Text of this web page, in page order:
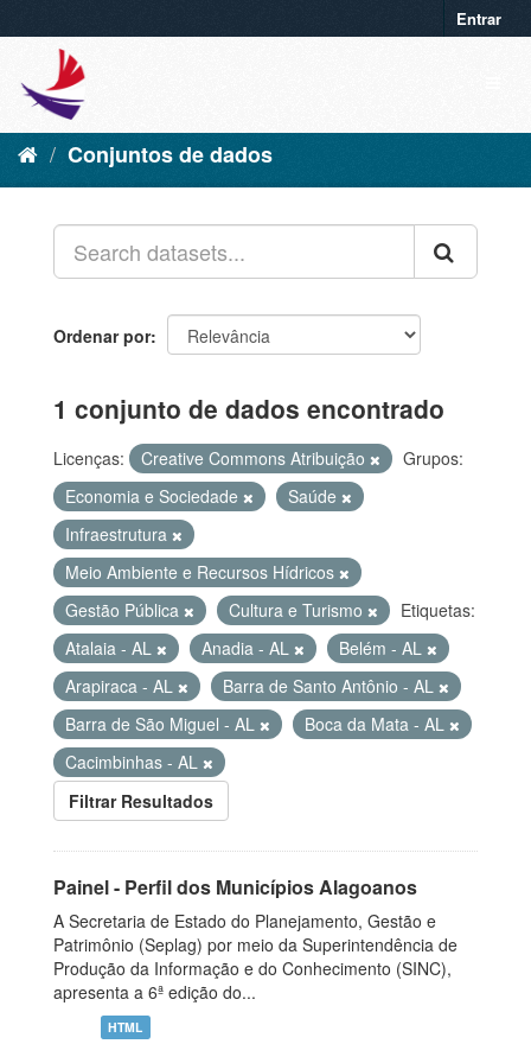
Entrar
Conjuntos de dados
Ordenar por
1 conjunto de dados encontrado
Licenças: Creative Commons Atribuição
Grupos:
Economia e Sociedade
Saúde
Infraestrutura
Meio Ambiente e Recursos Hídricos
Gestão Pública
Cultura e Turismo
Etiquetas:
Atalaia - AL
Anadia - AL
Belém - AL
Arapiraca - AL
Barra de Santo Antônio - AL
Barra de São Miguel - AL
Boca da Mata - AL
Cacimbinhas - AL
Filtrar Resultados
Painel - Perfil dos Municípios Alagoanos
A Secretaria de Estado do Planejamento, Gestão e
Patrimônio (Seplag) por meio da Superintendência de
Produção da Informação e do Conhecimento (SINC),
apresenta a 6ª edição do...
HTML